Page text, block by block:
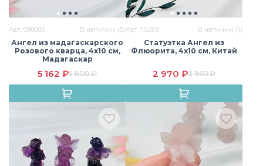
Кальцит
Лазурит
Арт. 096085 В наличии (5)
Ангел из мадагаскарского
Розового кварца, 4х10 см,
Мадагаскар
5 162 ₽5 800 ₽
Арт. 115203 В наличии (1)
Статуэтка Ангел из
Флюорита, 4х10 см, Китай
2 970 ₽3 960 ₽